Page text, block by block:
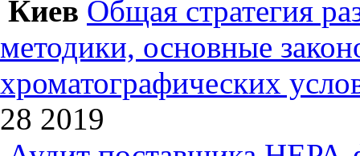
Киев Общая стратегия
методики, основные
хроматографических
28 2019